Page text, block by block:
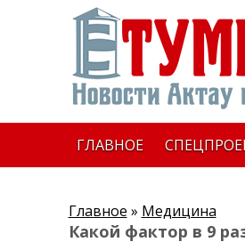
ГЛАВНОЕ
Главное » Медицина
Какой фактор в 9